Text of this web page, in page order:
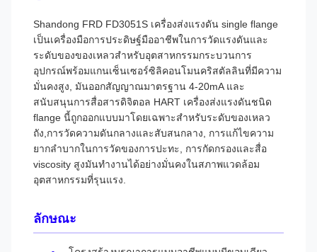
Shandong FRD FD3051S เครื่องส่งแรงดัน single flange
เป็นเครื่องมือการประดิษฐ์มืออาชีพในการวัดแรงดันและ
ระดับของของเหลวสําหรับอุตสาหกรรมกระบวนการ
อุปกรณ์พร้อมแกนเซ็นเซอร์ซิลิคอนโมนคริสตัลลินที่มีความ
มั่นคงสูง, มันออกสัญญาณมาตรฐาน 4-20mA และ
สนับสนุนการสื่อสารดิจิตอล HART เครื่องส่งแรงดันชนิด
flange นี้ถูกออกแบบมาโดยเฉพาะสําหรับระดับของเหลว
ถัง,การวัดความดันกลางและสับสนกลาง, การแก้ไขความ
ยากลําบากในการวัดของการปะทะ, การกัดกรองและสื่อ
viscosity สูงมันทํางานได้อย่างมั่นคงในสภาพแวดล้อม
อุตสาหกรรมที่รุนแรง.
ลักษณะ